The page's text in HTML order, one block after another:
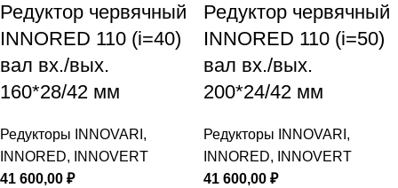
Редуктор червячный
INNORED 110 (i=40)
вал вх./вых.
160*28/42 мм
Редукторы INNOVARI,
INNORED, INNOVERT
41 600,00 ₽
Редуктор червячный
INNORED 110 (i=50)
вал вх./вых.
200*24/42 мм
Редукторы INNOVARI,
INNORED, INNOVERT
41 600,00 ₽